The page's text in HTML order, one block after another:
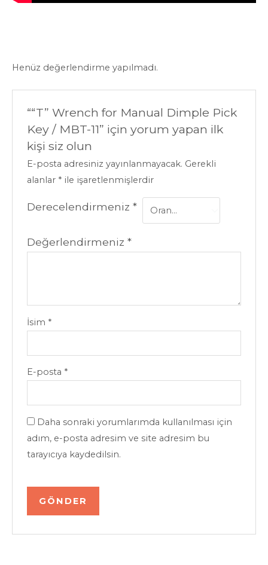
Henüz değerlendirme yapılmadı.
““T” Wrench for Manual Dimple Pick
Key / MBT-11” için yorum yapan ilk
kişi siz olun
E-posta adresiniz yayınlanmayacak. Gerekli
alanlar * ile işaretlenmişlerdir
Derecelendirmeniz*
Değerlendirmeniz*
İsim *
E-posta *
Daha sonraki yorumlarımda kullanılması için
adım, e-posta adresim ve site adresim bu
tarayıcıya kaydedilsin.